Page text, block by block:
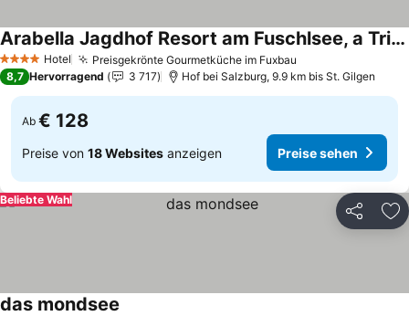
4 Sterne Hotel Preisgekrönte Gourmetküche im Fuxbau
Arabella Jagdhof Resort am Fuschlsee, a Tribute Portfolio Hotel
Preise sehen
8,7 Hervorragend 3 717 Hof bei Salzburg, 9.9 km bis St. Gilgen
Ab € 128
Preise von 18 Websites anzeigen Preise sehen
Teilen
Beliebte Wahl
das mondsee